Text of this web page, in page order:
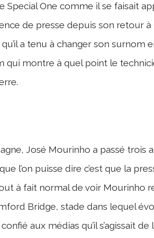
Special One comme il se faisait
de presse depuis son retour à
a tenu à changer son surnom
qui montre à quel point le
José Mourinho a passé trois
l’on puisse dire c’est que la
à fait normal de voir Mourinho
Bridge, stade dans lequel
aux médias qu’il s’agissait